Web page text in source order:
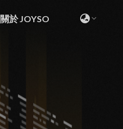
關於 JOYSO